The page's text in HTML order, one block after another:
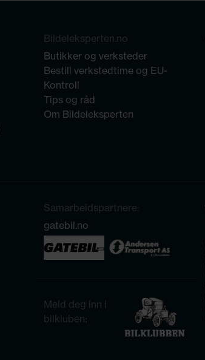
Bildeleksperten.no
Butikker og verksteder
Bestill verkstedtime og EU-
Kontroll
Tips og råd
Om Bildeleksperten
Samarbeidspartnere:
gatebil.no
Meld deg inn i
bilkluben: